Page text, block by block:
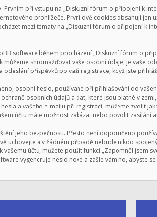
při vstupu na „Diskuzní fórum o připojení k
prohlížeče. První dvě cookies obsahují
mezi tématy na „Diskuzní fórum o připojení k
software během procházení „Diskuzní fórum o
shromažďovat vaše osobní údaje, je vaše
odeslání příspěvků po vaší registrace, když jste
osobní heslo, používané při přihlašování do
osobních údajů a dat, které jsou platné v
a vašeho e-mailu při registraci, můžeme zvolit
účtu máte možnost zakázat nebo povolit zasílání
jeho bezpečnosti. Přesto není doporučeno
uchovejte a v žádném případě nebude nikdo
vašemu účtu, můžete použít funkci „Zapomněl jsem
vygeneruje heslo nové a zašle vám ho, abyste